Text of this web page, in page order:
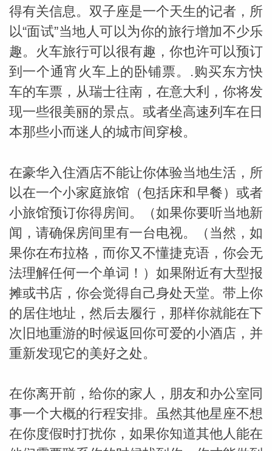
得有关信息。双子座是一个天生的记者，所
以“面试”当地人可以为你的旅行增加不少乐
趣。火车旅行可以很有趣，你也许可以预订
到一个通宵火车上的卧铺票。.购买东方快
车的车票，从瑞士往南，在意大利，你将发
现一些很美丽的景点。或者坐高速列车在日
本那些小而迷人的城市间穿梭。
在豪华入住酒店不能让你体验当地生活，所
以在一个小家庭旅馆（包括床和早餐）或者
小旅馆预订你得房间。（如果你要听当地新
闻，请确保房间里有一台电视。（当然，如
果你在布拉格，而你又不懂捷克语，你会无
法理解任何一个单词！）如果附近有大型报
摊或书店，你会觉得自己身处天堂。带上你
的居住地址，然后去履行，那样你就能在下
次旧地重游的时候返回你可爱的小酒店，并
重新发现它的美好之处。
在你离开前，给你的家人，朋友和办公室同
事一个大概的行程安排。虽然其他星座不想
在你度假时打扰你，如果你知道其他人能在